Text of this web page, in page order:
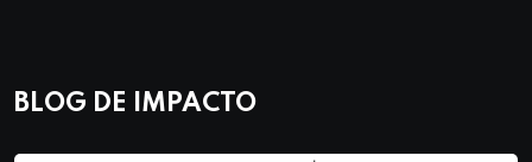
BLOG DE IMPACTO